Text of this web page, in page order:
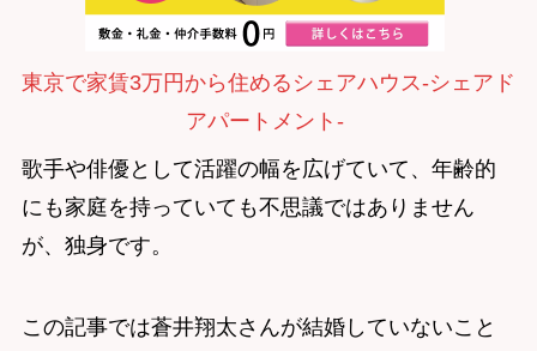
東京で家賃3万円から住めるシェアハウス-シェアド
アパートメント-
歌手や俳優として活躍の幅を広げていて、年齢的
にも家庭を持っていても不思議ではありません
が、独身です。
この記事では蒼井翔太さんが結婚していないこと